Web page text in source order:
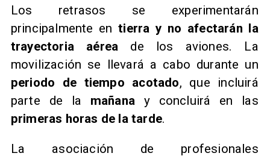
Los retrasos se experimentarán
principalmente entierra y no afectarán la
trayectoria aérea de los aviones. La
movilización se llevará a cabo durante un
periodo de tiempo acotado, que incluirá
parte de la mañana y concluirá en las
primeras horas de la tarde.
La asociación de profesionales